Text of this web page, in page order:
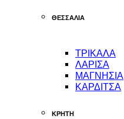
ΘΕΣΣΑΛΙΑ
ΤΡΙΚΑΛΑ
ΛΑΡΙΣΑ
ΜΑΓΝΗΣΙΑ
ΚΑΡΔΙΤΣΑ
ΚΡΗΤΗ